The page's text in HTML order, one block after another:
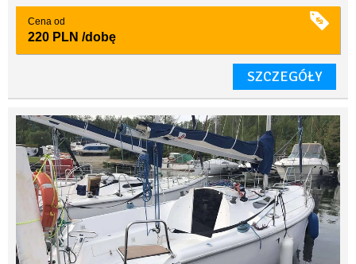
Cena od
220 PLN /dobę
SZCZEGÓŁY